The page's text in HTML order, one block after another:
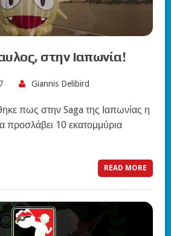
στην Ιαπωνία!
Giannis Delibird
πως στην Saga της Ιαπωνίας η
10 εκατομμύρια
READ MORE